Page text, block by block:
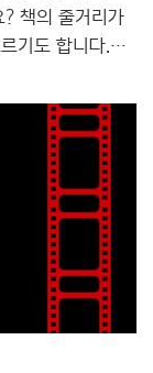
책의 줄거리가
기도 합니다.
가진 기억을
표지는 사람의
장소에서
바닥 위에서
지로 사람의
지 또한 책의
. 표지라는 문을
덮으면서 다시